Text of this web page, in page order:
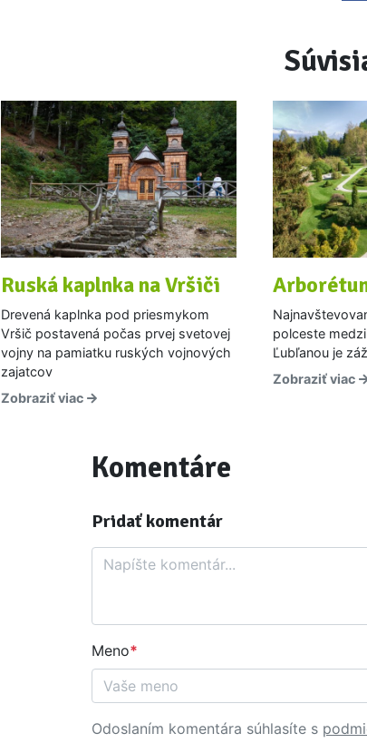
Ruská kaplnka na Vršiči
Drevená kaplnka pod priesmykom
Vršič postavená počas prvej svetovej
vojny na pamiatku ruských vojnových
zajatcov
Zobraziť viac
polceste medzi
Ľubľanou je
Zobraziť viac
Komentáre
Pridať komentár
Komentár
Meno
Odoslaním komentára súhlasíte s